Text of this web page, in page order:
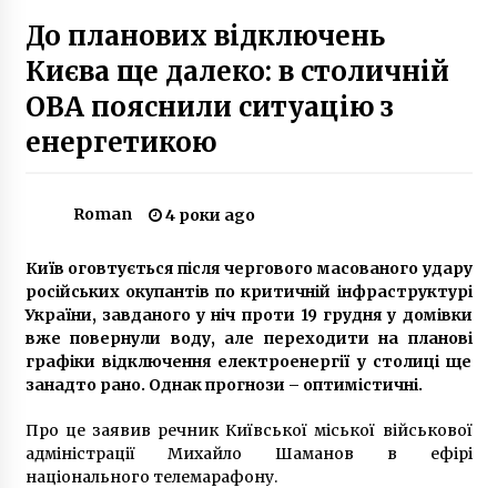
Чорна рука з атомом. На ЧАЕС з’явився новий
7 років ago
У Києві розпочалась реконструкція
білоруського лайнера
7 років ago
Комітет Європарламенту із закордонних
справ ухвалив доповідь щодо угоди про
асоціацію Україна-ЄС
Троєщині запропонували проект Метробусу
9 років ago
До планових відключень
Києва ще далеко: в столичній
ОВА пояснили ситуацію з
енергетикою
Roman 4 роки ago
Київ оговтується після чергового масованого удару
російських окупантів по критичній інфраструктурі
України, завданого у ніч проти 19 грудня у домівки
вже повернули воду, але переходити на планові
графіки відключення електроенергії у столиці ще
занадто рано. Однак прогнози – оптимістичні.
Про це заявив речник Київської міської військової
адміністрації Михайло Шаманов в ефірі
національного телемарафону.